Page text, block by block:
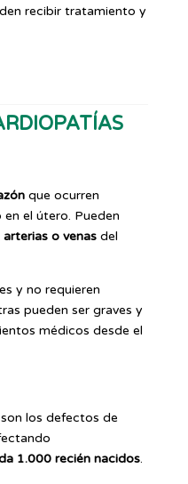
recibir tratamiento y
que ocurren
el útero. Pueden
o venasdel
y no requieren
pueden ser graves y
médicos desde el
los defectos de
1.000 recién nacidos.